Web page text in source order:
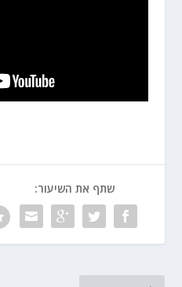
שתף את השיעור: